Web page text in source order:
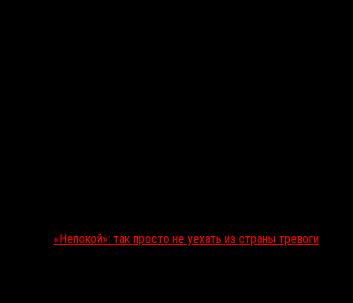
«Непокой»: так просто не уехать из страны тревоги